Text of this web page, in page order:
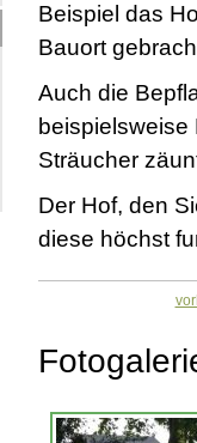
Beispiel das
Bauort
Auch die
Sträucher
Der Hof, den
diese höchst